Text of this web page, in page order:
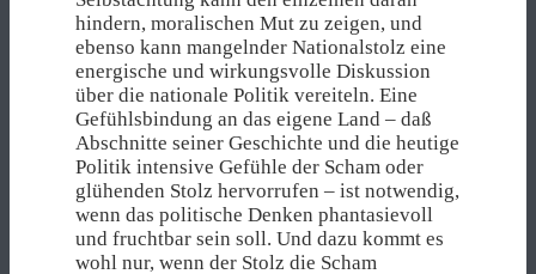
hindern, moralischen Mut zu zeigen, und
ebenso kann mangelnder Nationalstolz eine
energische und wirkungsvolle Diskussion
über die nationale Politik vereiteln. Eine
Gefühlsbindung an das eigene Land – daß
Abschnitte seiner Geschichte und die heutige
Politik intensive Gefühle der Scham oder
glühenden Stolz hervorrufen – ist notwendig,
wenn das politische Denken phantasievoll
und fruchtbar sein soll. Und dazu kommt es
wohl nur, wenn der Stolz die Scham